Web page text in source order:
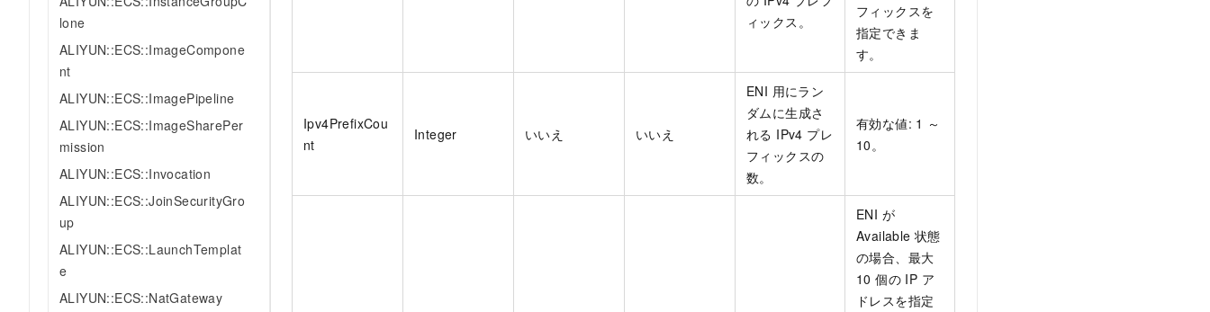
lone
ALIYUN::ECS::ImageCompone
nt
ALIYUN::ECS::ImagePipeline
ALIYUN::ECS::ImageSharePer
mission
ALIYUN::ECS::Invocation
ALIYUN::ECS::JoinSecurityGro
up
ALIYUN::ECS::LaunchTemplat
e
ALIYUN::ECS::NatGateway
ィックス。
フィックスを
指定できま
す。
Ipv4PrefixCou
nt
Integer いいえ いいえ
ENI 用にラン
ダムに生成さ
れる IPv4 プレ
フィックスの
数。
有効な値: 1 ～
10。
ENI が
Available 状態
の場合、最大
10 個の IP ア
ドレスを指定